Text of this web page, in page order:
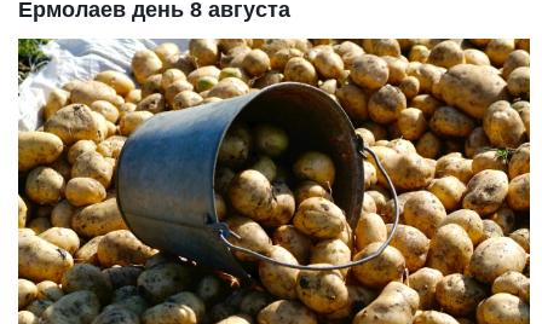
Ермолаев день 8 августа